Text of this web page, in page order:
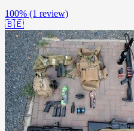
100% (1 review)
🇧🇪